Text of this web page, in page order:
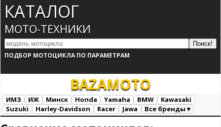
КАТАЛОГ
МОТО-ТЕХНИКИ
ПОДБОР МОТОЦИКЛА ПО ПАРАМЕТРАМ
BAZAMOTO
ИМЗ ИЖ Минск Honda Yamaha BMW
Kawasaki
Suzuki
Harley-Davidson Racer Jawa
Все бренды ▾